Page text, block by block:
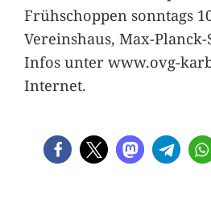
Frühschoppen sonntags
Vereinshaus, Max-
Infos unter www.ovg-
Internet.